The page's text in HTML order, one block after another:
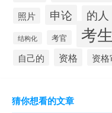
照片 申论 的人
结构化 考官 考生
自己的 资格 资
猜你想看的文章